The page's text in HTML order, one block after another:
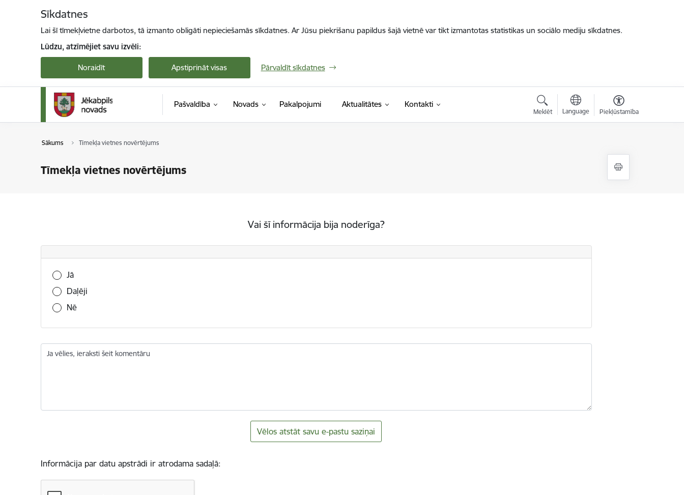
Sīkdatnes
Lai šī tīmekļvietne darbotos, tā izmanto obligāti nepieciešamās sīkdatnes. Ar Jūsu piekrišanu papildus šajā vietnē var tikt izmantotas statistikas un sociālo mediju sīkdatnes.
Lūdzu, atzīmējiet savu izvēli:
Noraidīt Apstiprināt visas Pārvaldīt sīkdatnes
Pašvaldība Novads Pakalpojumi Aktualitātes Kontakti
Meklēt Language Piekļūstamība
Sākums Tīmekļa vietnes novērtējums
Tīmekļa vietnes novērtējums
Vai šī informācija bija noderīga?
Vai šī informācija bija noderīga?
Jā
Daļēji
Nē
Ja vēlies, ieraksti šeit komentāru
Vēlos atstāt savu e-pastu saziņai
Informācija par datu apstrādi ir atrodama sadaļā: